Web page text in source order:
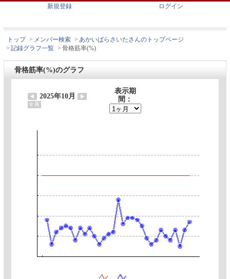
新規登録 ログイン
トップ > メンバー検索 > あかいばらさいたさんのトップページ
> 記録グラフ一覧 > 骨格筋率(%)
骨格筋率(%)のグラフ
2025年10月
表示期
間：